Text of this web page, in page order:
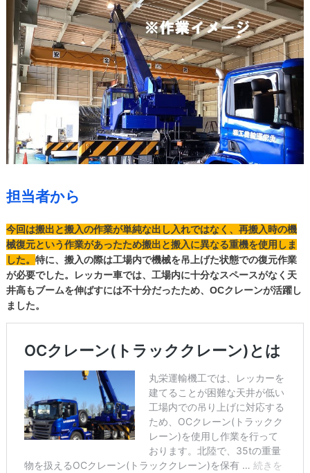
担当者から
今回は搬出と搬入の作業が単純な出し入れではなく、再搬入時の機
械復元という作業があったため搬出と搬入に異なる重機を使用しま
した。 特に、搬入の際は工場内で機械を吊上げた状態での復元作業
が必要でした。レッカー車では、工場内に十分なスペースがなく天
井高もブームを伸ばすには不十分だったため、OCクレーンが活躍し
ました。